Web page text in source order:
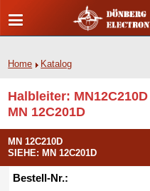
Home Katalog
Halbleiter:
MN 12C201D
MN 12C210D
SIEHE: MN 12C201D
Bestell-Nr.: